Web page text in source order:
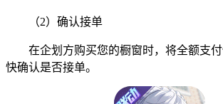
（2）确认接单
在企划方购买您的橱窗时，将全额支付
快确认是否接单。